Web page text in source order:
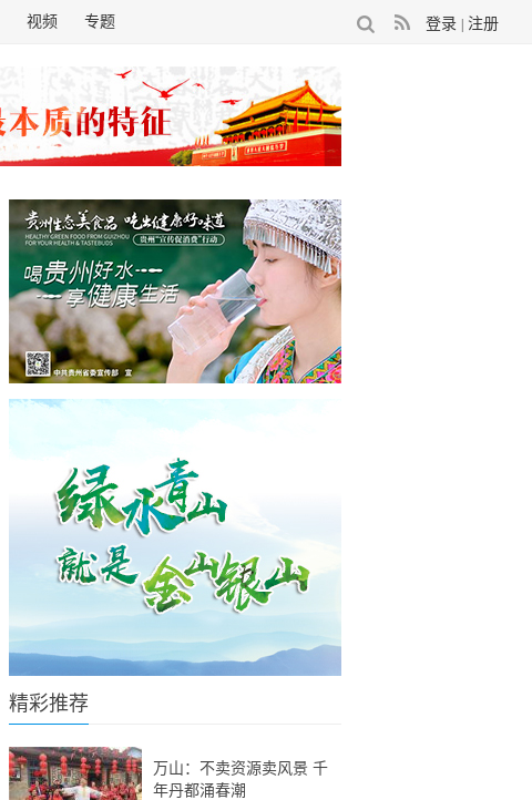
登录 注册
视频 专题
精彩推荐
万山：不卖资源卖风景 千
年丹都涌春潮